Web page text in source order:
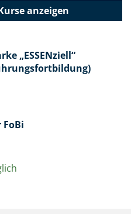
anzeigen
„ESSENziell“